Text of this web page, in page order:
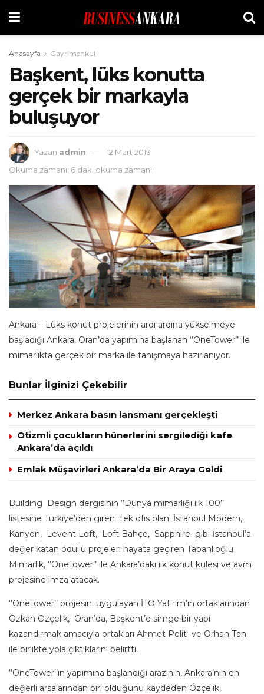
Anasayfa Gayrimenkul
Başkent, lüks konutta
gerçek bir markayla
buluşuyor
Yazan admin
12 Mart 2013
Okuma zamanı: 6 dak. okuma zamanı
Ankara – Lüks konut projelerinin ardı ardına yükselmeye
başladığı Ankara, Oran’da yapımına başlanan ‘’OneTower’’ ile
mimarlıkta gerçek bir marka ile tanışmaya hazırlanıyor.
Bunlar İlginizi Çekebilir
Merkez Ankara basın lansmanı gerçekleşti
Otizmli çocukların hünerlerini sergilediği kafe
Ankara’da açıldı
Emlak Müşavirleri Ankara’da Bir Araya Geldi
Building Design dergisinin ‘’Dünya mimarlığı ilk 100’’
listesine Türkiye’den giren tek ofis olan; İstanbul Modern,
Kanyon, Levent Loft, Loft Bahçe, Sapphire gibi İstanbul’a
değer katan ödüllü projeleri hayata geçiren Tabanlıoğlu
Mimarlık, ‘’OneTower’’ ile Ankara’daki ilk konut kulesi ve avm
projesine imza atacak.
‘’OneTower’’ projesini uygulayan İTO Yatırım’ın ortaklarından
Özkan Özçelik, Oran’da, Başkent’e simge bir yapı
kazandırmak amacıyla ortakları Ahmet Pelit ve Orhan Tan
ile birlikte yola çıktıklarını belirtti.
‘’OneTower’’ın yapımına başlandığı arazinin, Ankara’nın en
değerli arsalarından biri olduğunu kaydeden Özçelik,